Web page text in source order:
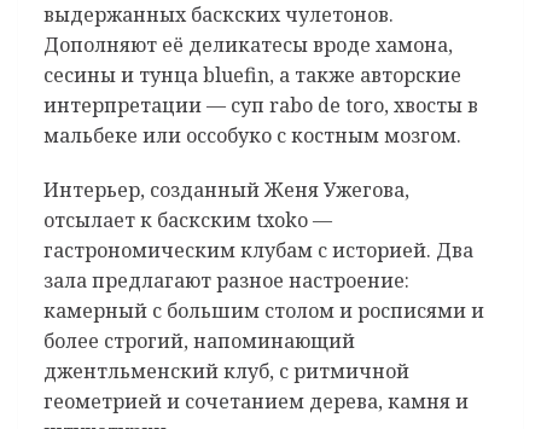
выдержанных баскских чулетонов.
Дополняют её деликатесы вроде хамона,
сесины и тунца bluefin, а также авторские
интерпретации — суп rabo de toro, хвосты в
мальбеке или оссобуко с костным мозгом.
Интерьер, созданный Женя Ужегова,
отсылает к баскским txoko —
гастрономическим клубам с историей. Два
зала предлагают разное настроение:
камерный с большим столом и росписями и
более строгий, напоминающий
джентльменский клуб, с ритмичной
геометрией и сочетанием дерева, камня и